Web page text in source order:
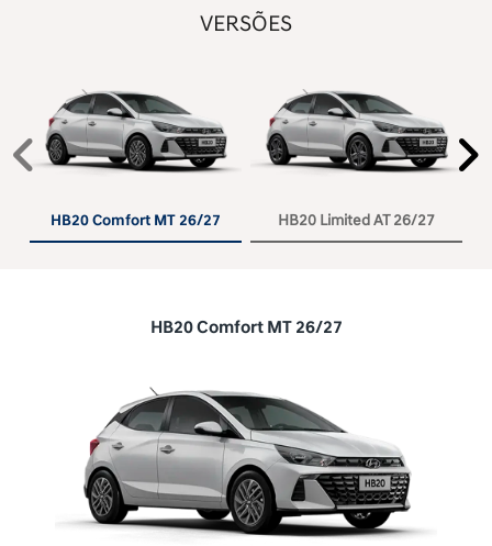
VERSÕES
HB20 Comfort MT 26/27 HB20 Limited AT 26/27
Anterior
HB20 Comfort MT 26/27